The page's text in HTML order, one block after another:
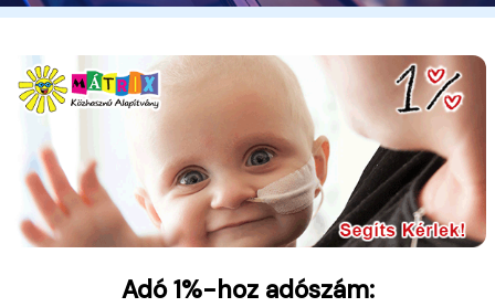
Adó 1%-hoz adószám: